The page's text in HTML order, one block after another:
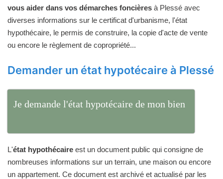
vous aider dans vos démarches foncières à Plessé avec
diverses informations sur le certificat d'urbanisme, l'état
hypothécaire, le permis de construire, la copie d'acte de vente
ou encore le règlement de copropriété...
Demander un état hypotécaire à Plessé
Je demande l'état hypotécaire de mon bien
L'état hypothécaire est un document public qui consigne de
nombreuses informations sur un terrain, une maison ou encore
un appartement. Ce document est archivé et actualisé par les